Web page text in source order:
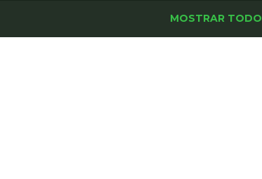
MOSTRAR TODO